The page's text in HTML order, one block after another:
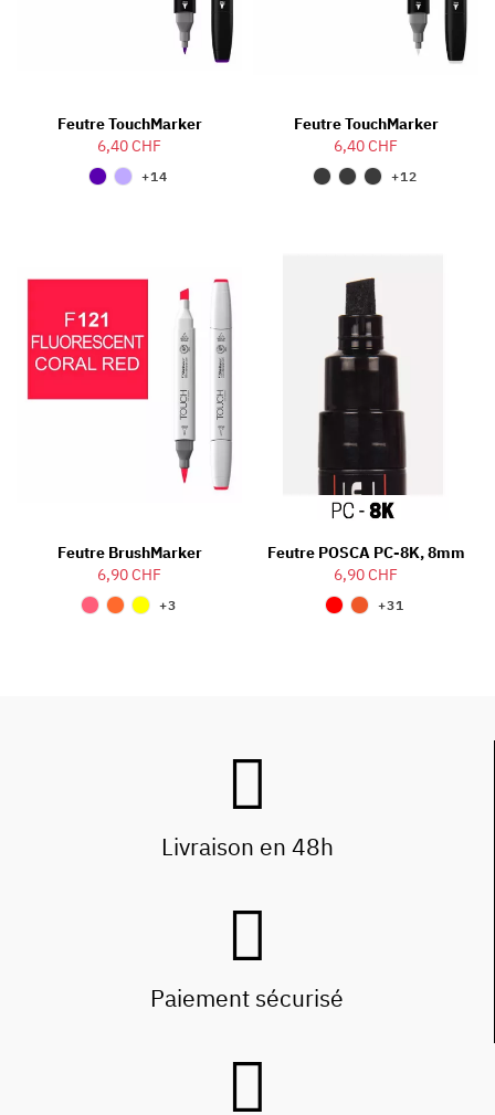
Feutre TouchMarker
6,40 CHF
+14
Feutre TouchMarker
6,40 CHF
+12
Feutre BrushMarker
6,90 CHF
+3
Feutre POSCA PC-8K, 8mm
6,90 CHF
+31
Livraison en 48h
Paiement sécurisé